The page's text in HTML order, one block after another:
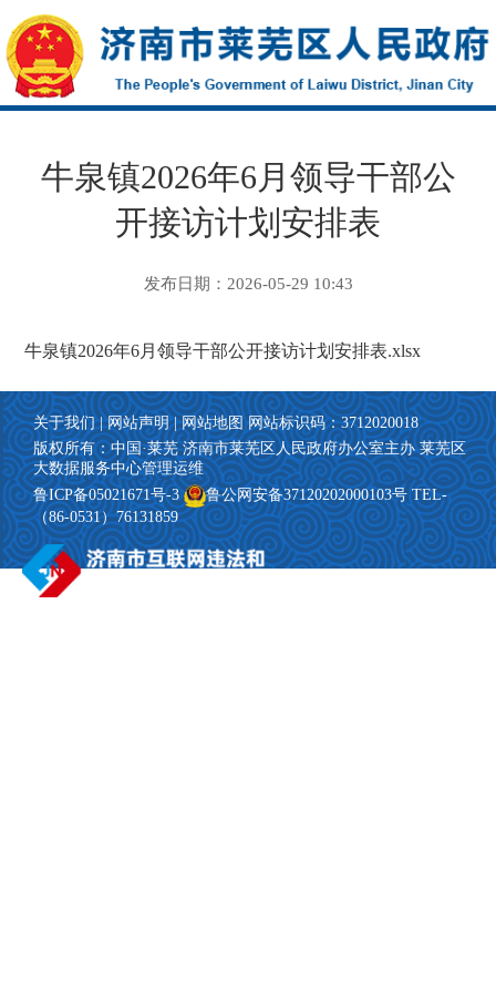
牛泉镇2026年6月领导干部公
开接访计划安排表
发布日期：2026-05-29 10:43
牛泉镇2026年6月领导干部公开接访计划安排表.xlsx
关于我们|网站声明|网站地图 网站标识码：3712020018
版权所有：中国·莱芜 济南市莱芜区人民政府办公室主办莱芜区
大数据服务中心管理运维
鲁ICP备05021671号-3
鲁公网安备37120202000103号 TEL-
（86-0531）76131859